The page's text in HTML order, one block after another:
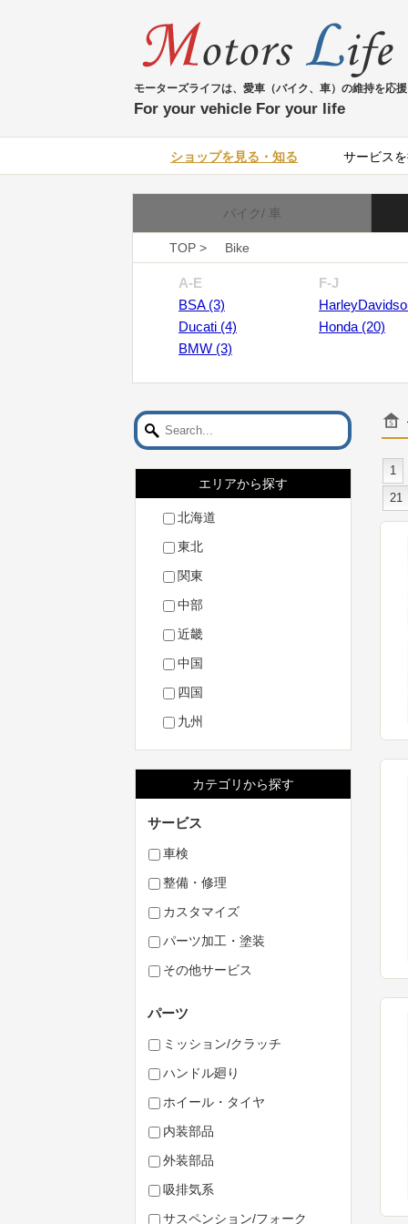
モーターズライフは、愛車（バイク、車）の維持を応援
For your vehicle For your life
ショップを見る・知る サービス
バイク/ 車
TOP > Bike
A-E
BSA (3)
Ducati (4)
BMW (3)
F-J
Honda (20)
エリアから探す
北海道
東北
関東
中部
近畿
中国
四国
九州
カテゴリから探す
サービス
車検
整備・修理
カスタマイズ
パーツ加工・塗装
その他サービス
パーツ
ミッション/クラッチ
ハンドル廻り
ホイール・タイヤ
内装部品
外装部品
吸排気系
サスペンション/フォーク
1
21